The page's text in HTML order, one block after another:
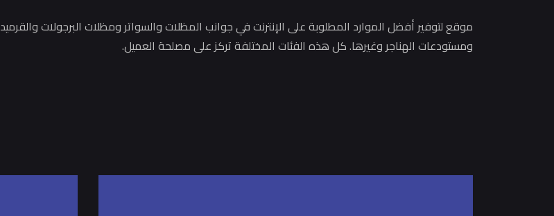
موقع لتوفير أفضل الموارد المطلوبة على الإنترنت في جوانب المظلات والسواتر ومظلات البرجولات والقرميد
ومستودعات الهناجر وغيرها. كل هذه الفئات المختلفة تركز على مصلحة العميل.